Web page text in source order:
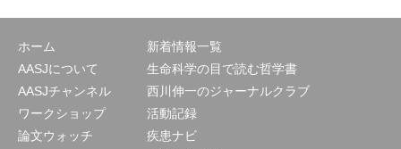
ホーム
AASJについて
AASJチャンネル
ワークショップ
論文ウォッチ
新着情報一覧
生命科学の目で読む哲学書
西川伸一のジャーナルクラブ
活動記録
疾患ナビ